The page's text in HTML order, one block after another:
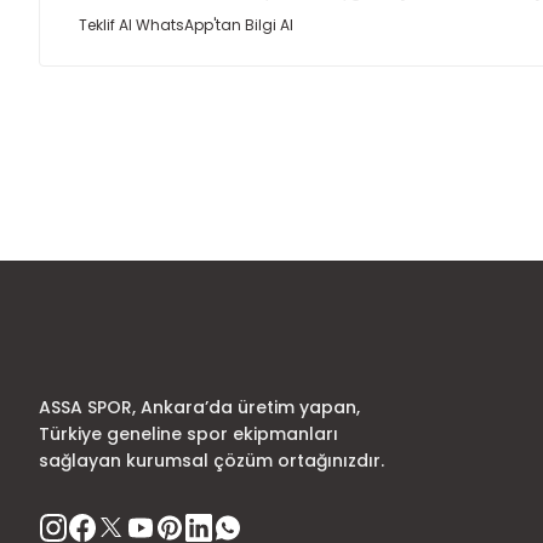
Teklif Al WhatsApp'tan Bilgi Al
Ürün bilgilerinde hatalar bulunuyor.
ASSA SPOR, Ankara’da üretim yapan,
Türkiye geneline spor ekipmanları
sağlayan kurumsal çözüm ortağınızdır.